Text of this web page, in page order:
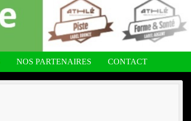
NOS PARTENAIRES CONTACT